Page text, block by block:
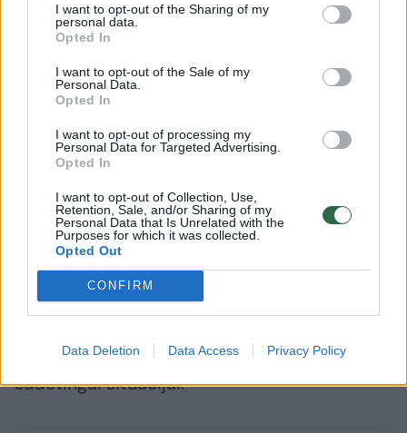
I want to opt-out of the Sharing of my
personal data.
Opted In
I want to opt-out of the Sale of my
Personal Data.
Opted In
I want to opt-out of processing my
Personal Data for Targeted Advertising.
Opted In
I want to opt-out of Collection, Use,
Retention, Sale, and/or Sharing of my
Personal Data that Is Unrelated with the
Purposes for which it was collected.
Opted Out
CONFIRM
Data Deletion Data Access Privacy Policy
„Vienas svarbiausių saugumo garantų –
žinojimas, ką veikia jūsų vaikas ir atviras
bendravimas. Tikimės, kad šis klausimynas
padės tėveliams geriau suprasti savo vaikus
ir juos supančius galimus pavojus“, –teigia
policijos generalinis komisaras Renatas
Požėla.
Klausimynas ne tik padės geriau suprasti,
kaip apsaugoti vaikus nuo galimų pavojų, bet
ir padės rasti naudingų patarimų ir
sužinoti, kur kreiptis pagalbos ištikus
sudėtingai situacijai.